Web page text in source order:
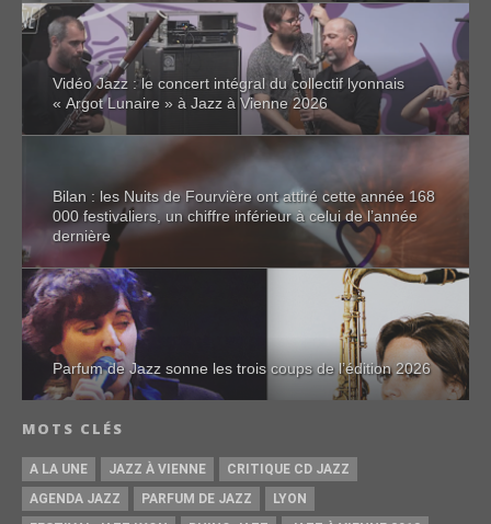
Vidéo Jazz : le concert intégral du collectif lyonnais
« Argot Lunaire » à Jazz à Vienne 2026
Bilan : les Nuits de Fourvière ont attiré cette année 168
000 festivaliers, un chiffre inférieur à celui de l’année
dernière
Parfum de Jazz sonne les trois coups de l’édition 2026
MOTS CLÉS
A LA UNE JAZZ À VIENNE
CRITIQUE CD JAZZ
AGENDA JAZZ
PARFUM DE JAZZ
LYON